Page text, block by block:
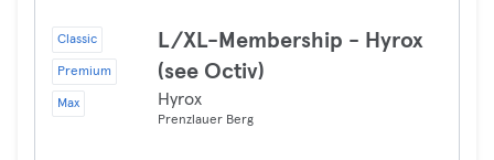
Classic
Premium
Max
L/XL-Membership - Hyrox
(see Octiv)
Hyrox
Prenzlauer Berg